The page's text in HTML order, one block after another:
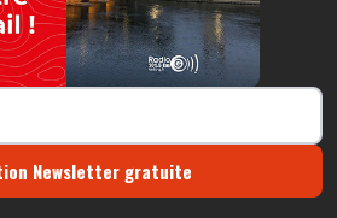
Newsletter gratuite